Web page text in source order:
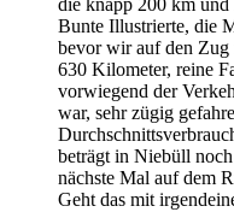
die knapp 200 km
Bunte Illustrierte, die
bevor wir auf den Zug
630 Kilometer, reine
vorwiegend der
war, sehr zügig
beträgt in Niebüll
nächste Mal auf dem
Geht das mit